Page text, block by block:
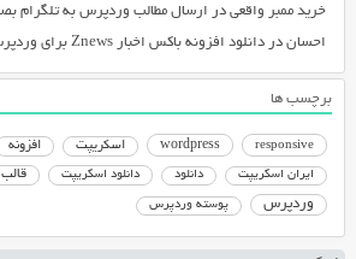
خرید ممبر واقعیدر ارسال مطالب وردپرس به تلگرام
احساندر دانلود افزونه باکس اخبار Znews برای وردپرس
برچسب ها
responsive
wordpress اسکریپت افزونه
ایران اسکریپت دانلود دانلود اسکریپت قالب
وردپرس پوسته وردپرس